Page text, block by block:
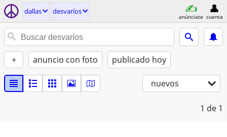
dallas desvaríos
anúnciate cuenta
+ anuncio con foto publicado hoy
nuevos
1 de 1